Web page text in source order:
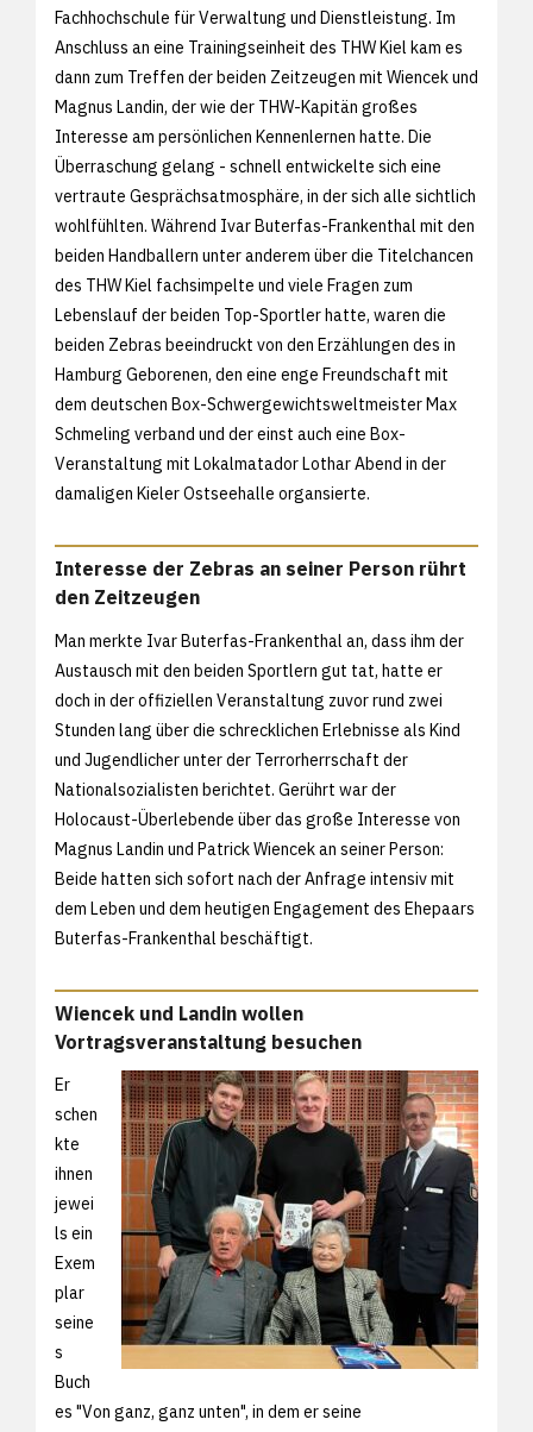
Fachhochschule für Verwaltung und Dienstleistung. Im
Anschluss an eine Trainingseinheit des THW Kiel kam es
dann zum Treffen der beiden Zeitzeugen mit Wiencek und
Magnus Landin, der wie der THW-Kapitän großes
Interesse am persönlichen Kennenlernen hatte. Die
Überraschung gelang - schnell entwickelte sich eine
vertraute Gesprächsatmosphäre, in der sich alle sichtlich
wohlfühlten. Während Ivar Buterfas-Frankenthal mit den
beiden Handballern unter anderem über die Titelchancen
des THW Kiel fachsimpelte und viele Fragen zum
Lebenslauf der beiden Top-Sportler hatte, waren die
beiden Zebras beeindruckt von den Erzählungen des in
Hamburg Geborenen, den eine enge Freundschaft mit
dem deutschen Box-Schwergewichtsweltmeister Max
Schmeling verband und der einst auch eine Box-
Veranstaltung mit Lokalmatador Lothar Abend in der
damaligen Kieler Ostseehalle organsierte.
Interesse der Zebras an seiner Person rührt
den Zeitzeugen
Man merkte Ivar Buterfas-Frankenthal an, dass ihm der
Austausch mit den beiden Sportlern gut tat, hatte er
doch in der offiziellen Veranstaltung zuvor rund zwei
Stunden lang über die schrecklichen Erlebnisse als Kind
und Jugendlicher unter der Terrorherrschaft der
Nationalsozialisten berichtet. Gerührt war der
Holocaust-Überlebende über das große Interesse von
Magnus Landin und Patrick Wiencek an seiner Person:
Beide hatten sich sofort nach der Anfrage intensiv mit
dem Leben und dem heutigen Engagement des Ehepaars
Buterfas-Frankenthal beschäftigt.
Wiencek und Landin wollen
Vortragsveranstaltung besuchen
Er
schen
kte
ihnen
jewei
ls ein
Exem
plar
seine
s
Buch
es "Von ganz, ganz unten", in dem er seine